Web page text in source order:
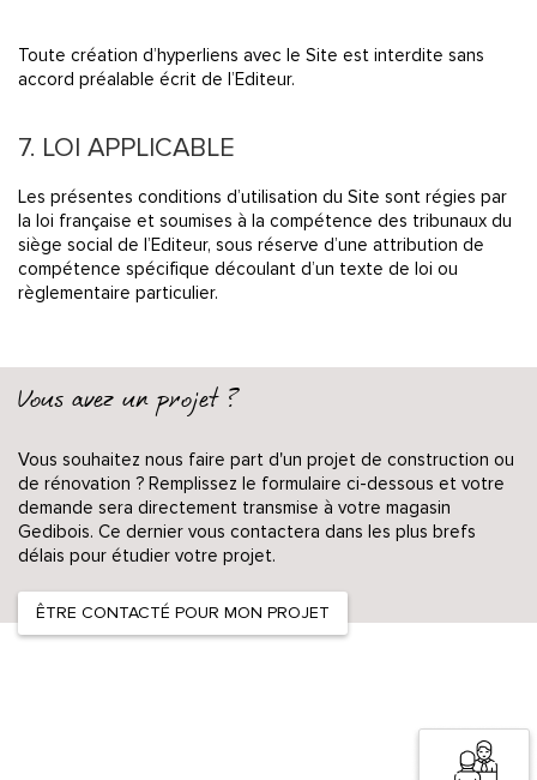
Toute création d’hyperliens avec le Site est interdite sans
accord préalable écrit de l’Editeur.
7. LOI APPLICABLE
Les présentes conditions d’utilisation du Site sont régies par
la loi française et soumises à la compétence des tribunaux du
siège social de l’Editeur, sous réserve d’une attribution de
compétence spécifique découlant d’un texte de loi ou
règlementaire particulier.
Vous avez un projet ?
Vous souhaitez nous faire part d'un projet de construction ou
de rénovation ? Remplissez le formulaire ci-dessous et votre
demande sera directement transmise à votre magasin
Gedibois. Ce dernier vous contactera dans les plus brefs
délais pour étudier votre projet.
ÊTRE CONTACTÉ POUR MON PROJET